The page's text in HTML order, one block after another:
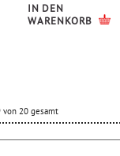
IN DEN
WARENKORB
20 gesamt